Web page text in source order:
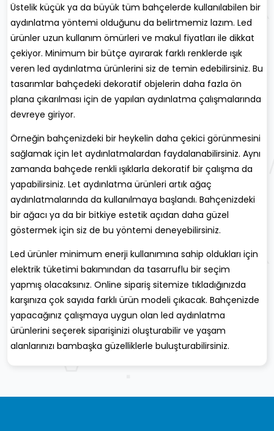
Üstelik küçük ya da büyük tüm bahçelerde kullanılabilen bir
aydınlatma yöntemi olduğunu da belirtmemiz lazım. Led
ürünler uzun kullanım ömürleri ve makul fiyatları ile dikkat
çekiyor. Minimum bir bütçe ayırarak farklı renklerde ışık
veren led aydınlatma ürünlerini siz de temin edebilirsiniz. Bu
tasarımlar bahçedeki dekoratif objelerin daha fazla ön
plana çıkarılması için de yapılan aydınlatma çalışmalarında
devreye giriyor.
Örneğin bahçenizdeki bir heykelin daha çekici görünmesini
sağlamak için let aydınlatmalardan faydalanabilirsiniz. Aynı
zamanda bahçede renkli ışıklarla dekoratif bir çalışma da
yapabilirsiniz. Let aydınlatma ürünleri artık ağaç
aydınlatmalarında da kullanılmaya başlandı. Bahçenizdeki
bir ağacı ya da bir bitkiye estetik açıdan daha güzel
göstermek için siz de bu yöntemi deneyebilirsiniz.
Led ürünler minimum enerji kullanımına sahip oldukları için
elektrik tüketimi bakımından da tasarruflu bir seçim
yapmış olacaksınız. Online sipariş sitemize tıkladığınızda
karşınıza çok sayıda farklı ürün modeli çıkacak. Bahçenizde
yapacağınız çalışmaya uygun olan led aydınlatma
ürünlerini seçerek siparişinizi oluşturabilir ve yaşam
alanlarınızı bambaşka güzelliklerle buluşturabilirsiniz.